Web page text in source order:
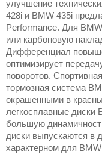
улучшение
428i и BMW 435i
Performance. Для
или карбоновую
Дифференциал
оптимизирует
поворотов.
тормозная система
окрашенными в
легкосплавные диски
большую
диски выпускаются в
характерном для